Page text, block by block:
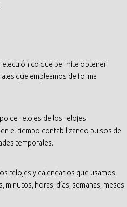
electrónico que permite obtener
que empleamos de forma
de relojes de los relojes
el tiempo contabilizando pulsos de
temporales.
relojes y calendarios que usamos
horas, días, semanas, meses